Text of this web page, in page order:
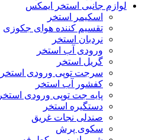
لوازم جانبی استخر ایمکس
اسکیمر استخر
تقسیم کننده هوای جکوزی
نردبان استخر
ورودی آب استخر
گریل استخر
سرجت توپی ورودی استخر
کفشور آب استخر
پایه جت توپی ورودی استخر
دستگیره استخر
صندلی نجات غریق
سکوی پرش